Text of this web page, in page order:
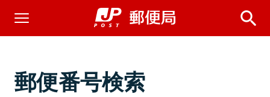
郵便番号検索